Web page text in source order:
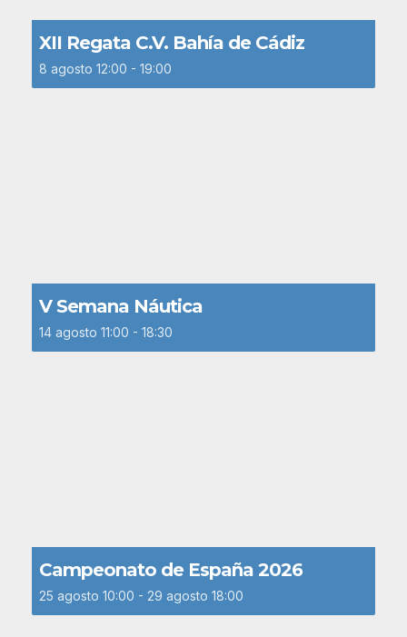
XII Regata C.V. Bahía de Cádiz
8 agosto 12:00 - 19:00
V Semana Náutica
14 agosto 11:00 - 18:30
Campeonato de España 2026
25 agosto 10:00 - 29 agosto 18:00